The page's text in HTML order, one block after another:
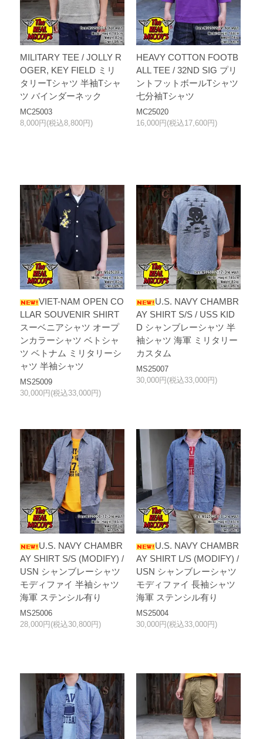
MILITARY TEE / JOLLY R
OGER, KEY FIELD ミリ
タリーTシャツ 半袖Tシャ
ツ バインダーネック
MC25003
8,000円(税込8,800円)
HEAVY COTTON FOOTB
ALL TEE / 32ND SIG プリ
ントフットボールTシャツ
七分袖Tシャツ
MC25020
16,000円(税込17,600円)
VIET-NAM OPEN CO
LLAR SOUVENIR SHIRT
スーベニアシャツ オープ
ンカラーシャツ ベトシャ
ツ ベトナム ミリタリーシ
ャツ 半袖シャツ
MS25009
30,000円(税込33,000円)
U.S. NAVY CHAMBR
AY SHIRT S/S / USS KID
D シャンブレーシャツ 半
袖シャツ 海軍 ミリタリー
カスタム
MS25007
30,000円(税込33,000円)
U.S. NAVY CHAMBR
AY SHIRT S/S (MODIFY) /
USN シャンブレーシャツ
モディファイ 半袖シャツ
海軍 ステンシル有り
MS25006
28,000円(税込30,800円)
U.S. NAVY CHAMBR
AY SHIRT L/S (MODIFY) /
USN シャンブレーシャツ
モディファイ 長袖シャツ
海軍 ステンシル有り
MS25004
30,000円(税込33,000円)